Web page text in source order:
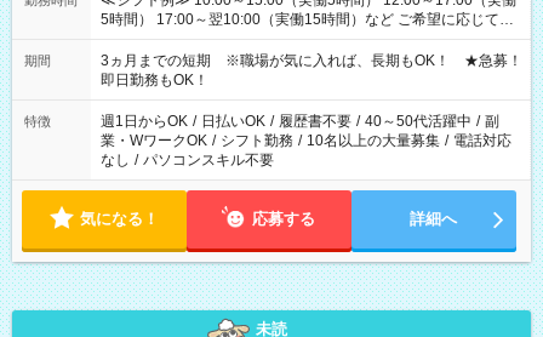
5時間） 17:00～翌10:00（実働15時間）など ご希望に応じて、
働く時間は調整できます！ お気軽に担当へ相談ください！
期間
3ヵ月までの短期 ※職場が気に入れば、長期もOK！ ★急募！
即日勤務もOK！
特徴 週1日からOK / 日払いOK / 履歴書不要 / 40～50代活躍中 / 副
業・WワークOK / シフト勤務 / 10名以上の大量募集 / 電話対応
なし / パソコンスキル不要
気になる！ 応募する 詳細へ
未読